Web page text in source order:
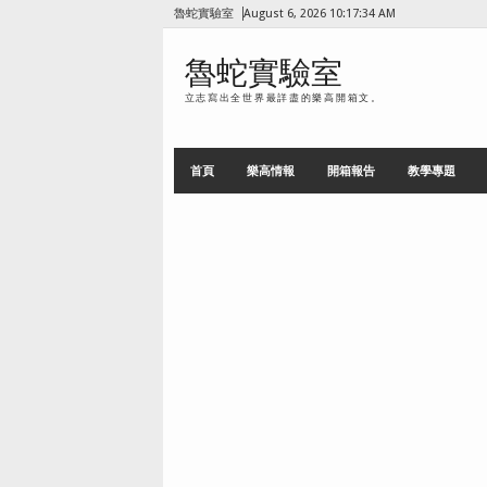
魯蛇實驗室 August 6, 2026 10:17:35 AM
魯蛇實驗室
立志寫出全世界最詳盡的樂高開箱文。
首頁 樂高情報 開箱報告 教學專題